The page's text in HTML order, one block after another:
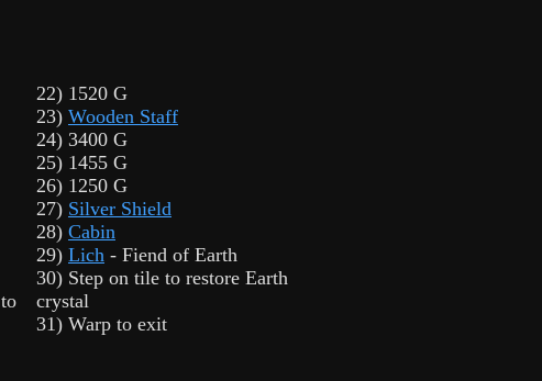
to
22) 1520 G
23) Wooden Staff
24) 3400 G
25) 1455 G
26) 1250 G
27) Silver Shield
28) Cabin
29) Lich - Fiend of Earth
30) Step on tile to restore Earth
crystal
31) Warp to exit